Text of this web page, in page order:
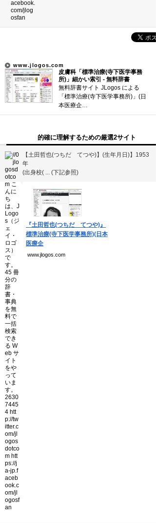
www.jlogos.com
皮膚科「標準治療(寺下医学事務
所)」細かい索引 - 無料辞書
無料辞書サイト JLogos による
「標準治療(寺下医学事務所)」(日
本医療企…
的確に理解するための厳選2サイト
【土田哲也(つちだ てつや)】(生年月日)】1953
年
(出身校( ... (下記参照)
『土田哲也(つちだ てつや)』
標準治療(寺下医学事務所)(日本
医療企
www.jlogos.com
コンストラクション・マネジメン…
UberEATSをお得に活用す…
エアコンのつけっぱなしは「損」
個人情報保護方針
運営会社
Copyright(C) Ea.Inc.
All Right Reserved.